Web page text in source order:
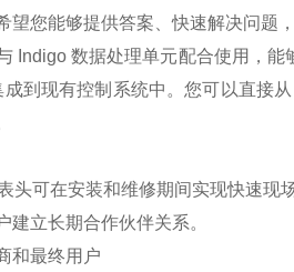
望您能够提供答案、快速解决问题
Indigo 数据处理单元配合使用，
到现有控制系统中。您可以直接
头可在安装和维修期间实现快速现
建立长期合作伙伴关系。
和最终用户